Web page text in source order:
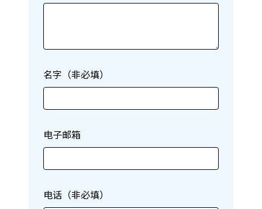
名字（非必填）
电子邮箱
电话（非必填）